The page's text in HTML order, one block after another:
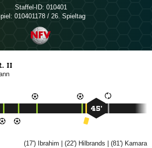
Staffel-ID: 010401
010401178 / 26. Spieltag
II
45’
(17')  | (22')  | (81') 